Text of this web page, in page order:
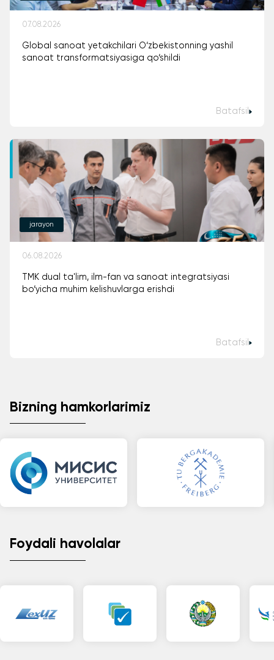
07.08.2026
Global sanoat yetakchilari O‘zbekistonning yashil
sanoat transformatsiyasiga qo‘shildi
Batafsil
jarayon
06.08.2026
TMK dual ta'lim, ilm-fan va sanoat integratsiyasi
bo‘yicha muhim kelishuvlarga erishdi
Batafsil
Bizning hamkorlarimiz
Foydali havolalar